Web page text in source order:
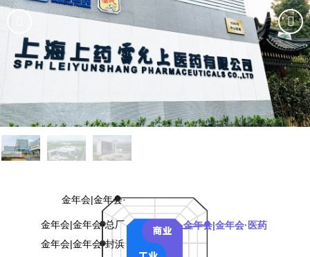
金年会|金年会·
金年会|金年会·总厂
金年会|金年会·封浜
金年会|金年会·医药